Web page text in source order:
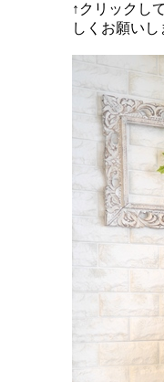
↑クリックし
しくお願いし